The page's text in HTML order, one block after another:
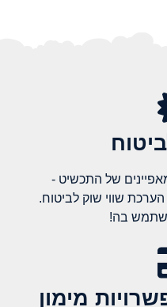
של התכשיט -
הערכת שווי שוק לביטוח.
בה!
מימון